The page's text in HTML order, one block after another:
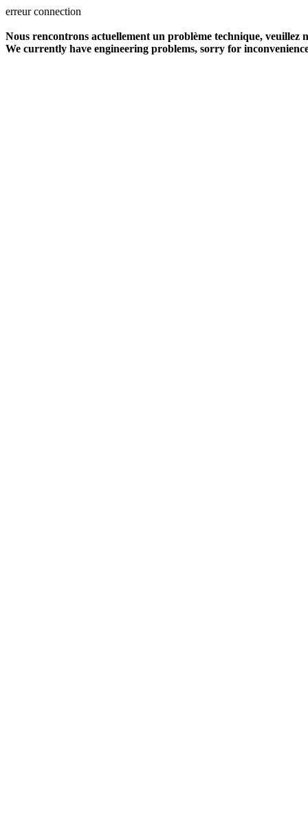
erreur connection
Nous rencontrons actuellement un problème technique, veuillez
We currently have engineering problems, sorry for